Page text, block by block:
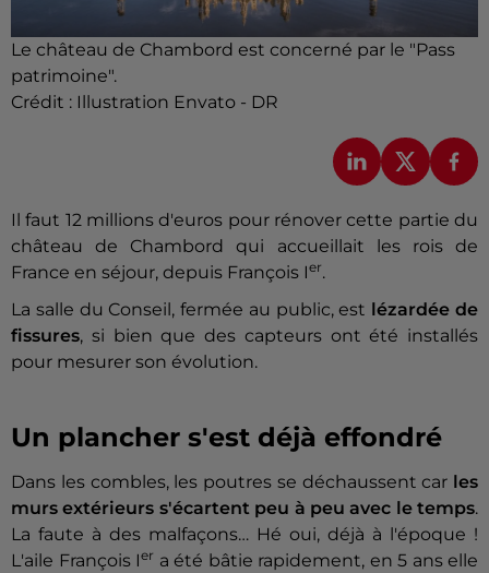
Le château de Chambord est concerné par le "Pass
patrimoine".
Crédit : Illustration Envato - DR
Il faut 12 millions d'euros pour rénover cette partie du
château de Chambord qui accueillait les rois de
France en séjour, depuis François Ier.
La salle du Conseil, fermée au public, est lézardée de
fissures, si bien que des capteurs ont été installés
pour mesurer son évolution.
Un plancher s'est déjà effondré
Dans les combles, les poutres se déchaussent car les
murs extérieurs s'écartent peu à peu avec le temps.
La faute à des malfaçons… Hé oui, déjà à l'époque !
L'aile François Ier a été bâtie rapidement, en 5 ans elle